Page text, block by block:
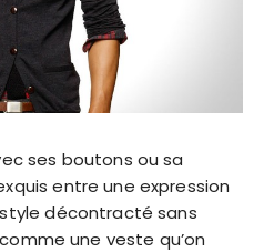
ses boutons ou sa
entre une expression
décontracté sans
une veste qu’on